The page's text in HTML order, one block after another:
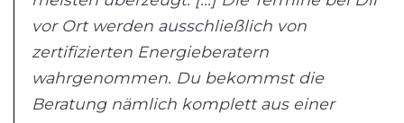
vor Ort werden ausschließlich von
zertifizierten Energieberatern
wahrgenommen. Du bekommst die
Beratung nämlich komplett aus einer